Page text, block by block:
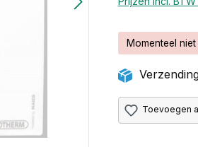
Momenteel
Toevoegen